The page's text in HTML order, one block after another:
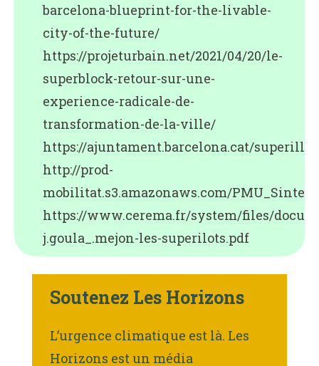
barcelona-blueprint-for-the-livable-
city-of-the-future/
https://projeturbain.net/2021/04/20/le-
superblock-retour-sur-une-
experience-radicale-de-
transformation-de-la-ville/
https://ajuntament.barcelona.cat/
http://prod-
mobilitat.s3.amazonaws.com/
https://www.cerema.fr/system/files/
j.goula_.mejon-les-superilots.pdf
Soutenez Les Horizons
L’urgence climatique est là. Les
Horizons est un média